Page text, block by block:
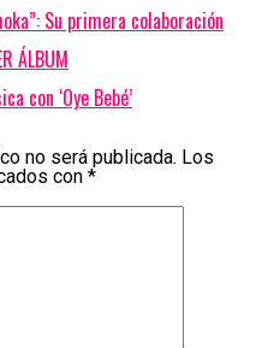
Su primera colaboración
ÁLBUM
con ‘Oye Bebé’
no será publicada. Los
con *